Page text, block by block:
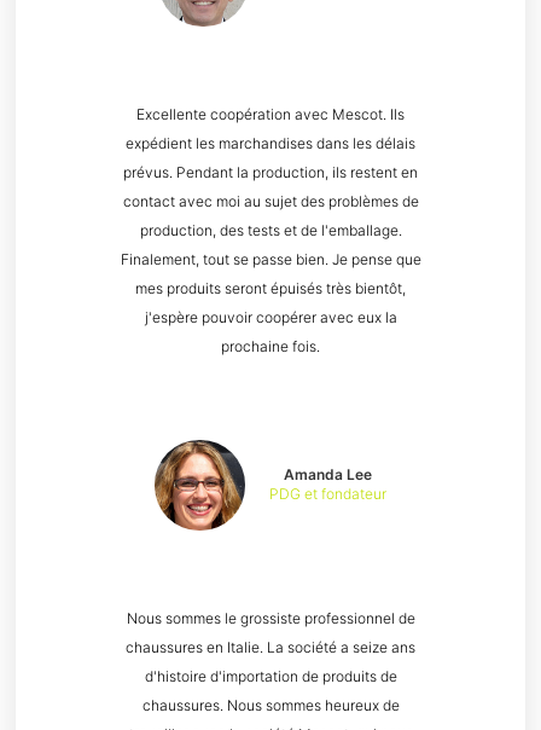
Nous sommes le grossiste professionnel de
chaussures en Italie. La société a seize ans
d'histoire d'importation de produits de
chaussures. Nous sommes heureux de
Amanda Lee
PDG et fondateur
Excellente coopération avec Mescot. Ils
expédient les marchandises dans les délais
prévus. Pendant la production, ils restent en
contact avec moi au sujet des problèmes de
production, des tests et de l'emballage.
Finalement, tout se passe bien. Je pense que
mes produits seront épuisés très bientôt,
j'espère pouvoir coopérer avec eux la
prochaine fois.